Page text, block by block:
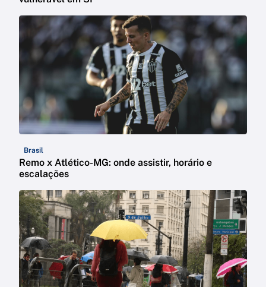
Brasil
Remo x Atlético-MG: onde assistir, horário e
escalações